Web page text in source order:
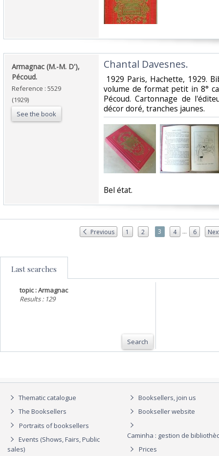
‎Armagnac (M.-M. D'),
Pécoud.‎
Reference : 5529
(1929)
See the book
‎Chantal Davesnes.‎
1929 Paris, Hachette, 1929.
volume de format petit in 8°
Pécoud. Cartonnage de
décor doré, tranches jaunes.‎
‎Bel état. ‎
Previous 1 2 3 4 ... 6
Last searches
topic : Armagnac
Results : 129
Search
Thematic catalogue
The Booksellers
Portraits of booksellers
Events (Shows, Fairs, Public
sales)
Booksellers, join us
Bookseller website
Caminha : gestion de
Prices